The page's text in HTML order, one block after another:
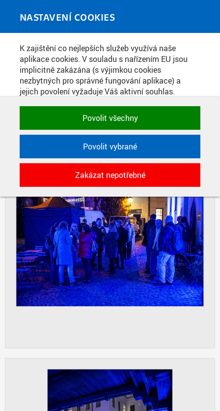
NASTAVENÍ COOKIES
K zajištění co nejlepších služeb využívá naše
aplikace cookies. V souladu s nařízením EU jsou
implicitně zakázána (s výjimkou cookies
nezbytných pro správné fungování aplikace) a
jejich povolení vyžaduje Váš aktivní souhlas.
zakázat, případně vybrat a povolit cookies podle
kategorie. Svoje rozhodnutí můžete samozřejmě
kdykoli změnit.
POTŘEBNÉ
Technické cookies využívané aplikacemi
ČVUT pro uchování jejich nastavení,
vlastností a identifikátorů relace. Jsou
nezbytné pro správné fungování a jsou
vždy aktivní.
ANALYTICKÉ
Slouží pro získávání anonymizovaných
statistických údajů, které nám pomáhají
vylepšovat naše aplikace. Zpravidla jde o
cookies systémů třetích stran, které k
těmto účelům využíváme.
Využívané za účelem zobrazení
Vašich preferencí. Zpravidla jde o
cookies systémů třetích stran, které nám
s analýzou uživatelského chování
pomáhají.
Povolit všechny
Povolit vybrané
Zakázat nepotřebné
MEDIATÉKA
You are here
Home Fotografie
VÁNOČNÍ SETKÁNÍ REKTORÁTU
ČVUT
CIHLY